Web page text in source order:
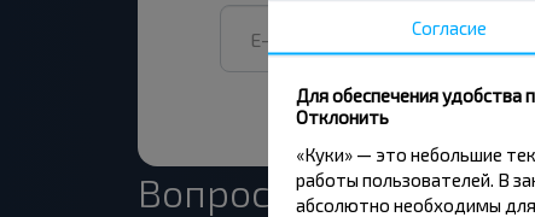
Вопрос - Ответ
Согласие
Для обеспечения удобства
Отклонить
«Куки» — это небольшие
работы пользователей. В
абсолютно необходимы для